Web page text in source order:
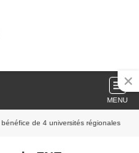
MENU
de 4 universités régionales